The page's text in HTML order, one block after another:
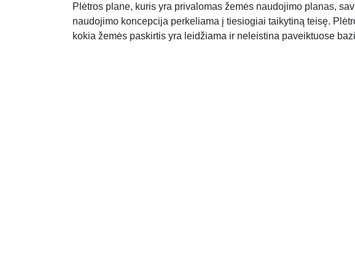
Plėtros plane, kuris yra privalomas žemės naudojimo planas,
naudojimo koncepcija perkeliama į tiesiogiai taikytiną teisę.
kokia žemės paskirtis yra leidžiama ir neleistina paveiktuose